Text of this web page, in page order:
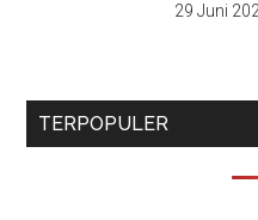
29 Juni
TERPOPULER